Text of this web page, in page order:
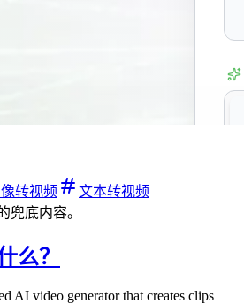
像转视频
文本转视频
兜底内容。
么？
AI video generator that creates clips